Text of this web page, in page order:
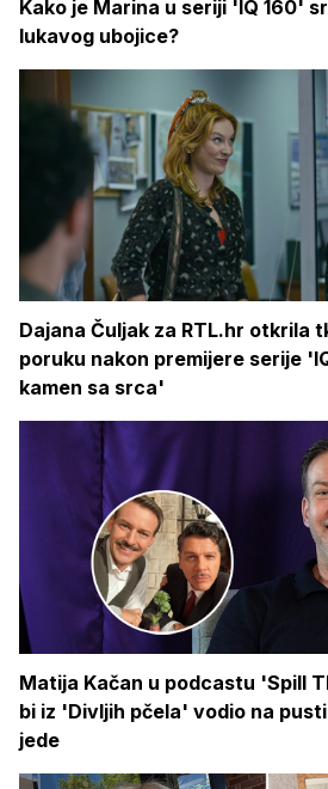
Kako je Marina u seriji 'IQ 160'
lukavog ubojice?
Dajana Čuljak za RTL.hr otkrila
poruku nakon premijere serije
kamen sa srca'
Matija Kačan u podcastu 'Spill
bi iz 'Divljih pčela' vodio na
jede